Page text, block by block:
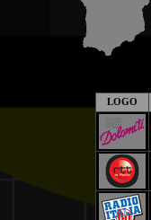
LOGO